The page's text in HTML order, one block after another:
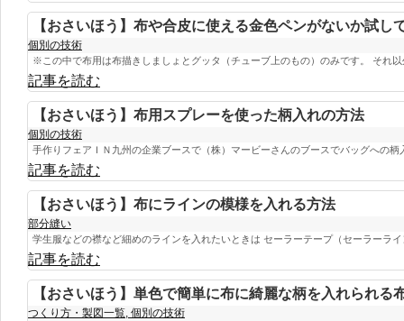
【おさいほう】布や合皮に使える金色ペンがないか試し
個別の技術
※この中で布用は布描きしましょとグッタ（チューブ上のもの）のみです。 それ
記事を読む
【おさいほう】布用スプレーを使った柄入れの方法
個別の技術
手作りフェアＩＮ九州の企業ブースで（株）マービーさんのブースでバッグへの柄
記事を読む
【おさいほう】布にラインの模様を入れる方法
部分縫い
学生服などの襟など細めのラインを入れたいときは セーラーテープ（セーラーラ
記事を読む
【おさいほう】単色で簡単に布に綺麗な柄を入れられる
つくり方・製図一覧, 個別の技術